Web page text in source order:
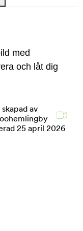
med
och låt dig